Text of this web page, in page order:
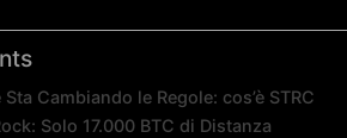
Cambiando le Regole: cos’è STRC
Solo 17.000 BTC di Distanza